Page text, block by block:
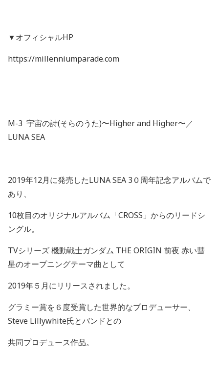
▼オフィシャルHP
https://millenniumparade.com
M-3 宇宙の詩(そらのうた)〜Higher and Higher〜／
LUNA SEA
2019年12月に発売したLUNA SEA 3０周年記念アルバムで
あり、
10枚目のオリジナルアルバム「CROSS 」からのリードシ
ングル。
TVシリーズ 機動戦士ガンダム THE ORIGIN 前夜 赤い彗
星のオープニングテーマ曲として
2019年５月にリリースされました。
グラミー賞を６度受賞した世界的なプロデューサー、
Steve Lillywhite氏とバンドとの
共同プロデュース作品。